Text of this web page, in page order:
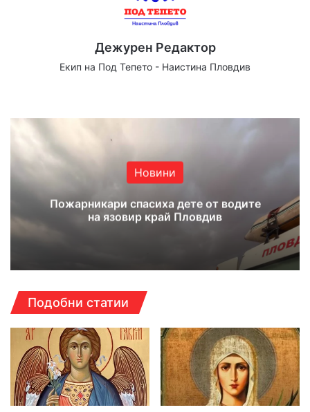
Дежурен Редактор
Екип на Под Тепето - Наистина Пловдив
te bo
ub ra
Новини
Пожарникари спасиха дете от водите
на язовир край Пловдив
Подобни статии